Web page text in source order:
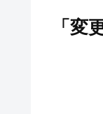
「変